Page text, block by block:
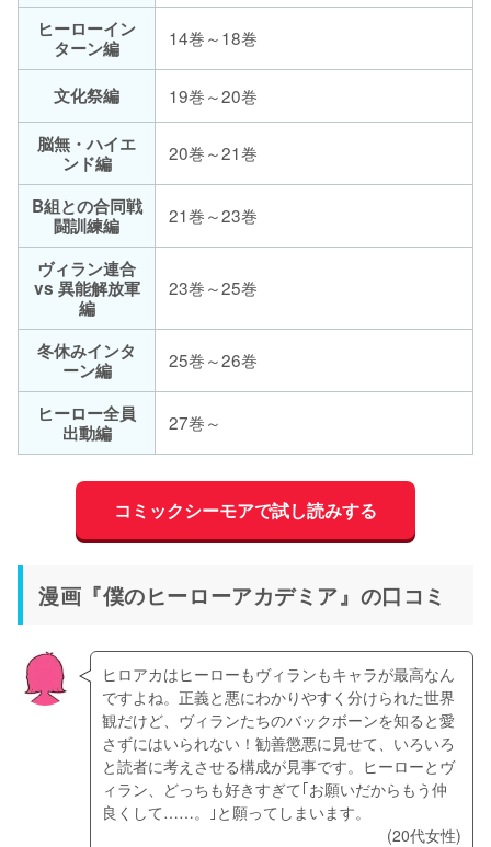
ヒーローイン
ターン編
14巻～18巻
文化祭編
19巻～20巻
脳無・ハイエ
ンド編
20巻～21巻
B組との合同戦
闘訓練編
21巻～23巻
ヴィラン連合
vs 異能解放軍
編
23巻～25巻
冬休みインタ
ーン編
25巻～26巻
ヒーロー全員
出動編
27巻～
コミックシーモアで試し読みする
漫画『僕のヒーローアカデミア』の口コミ
ヒロアカはヒーローもヴィランもキャラが最高なん
ですよね。正義と悪にわかりやすく分けられた世界
観だけど、ヴィランたちのバックボーンを知ると愛
さずにはいられない！勧善懲悪に見せて、いろいろ
と読者に考えさせる構成が見事です。ヒーローとヴ
ィラン、どっちも好きすぎて｢お願いだからもう仲
良くして……。｣と願ってしまいます。
(20代女性)